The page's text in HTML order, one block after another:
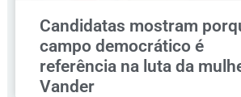
Candidatas mostram
campo democrático é
referência na luta da
Vander